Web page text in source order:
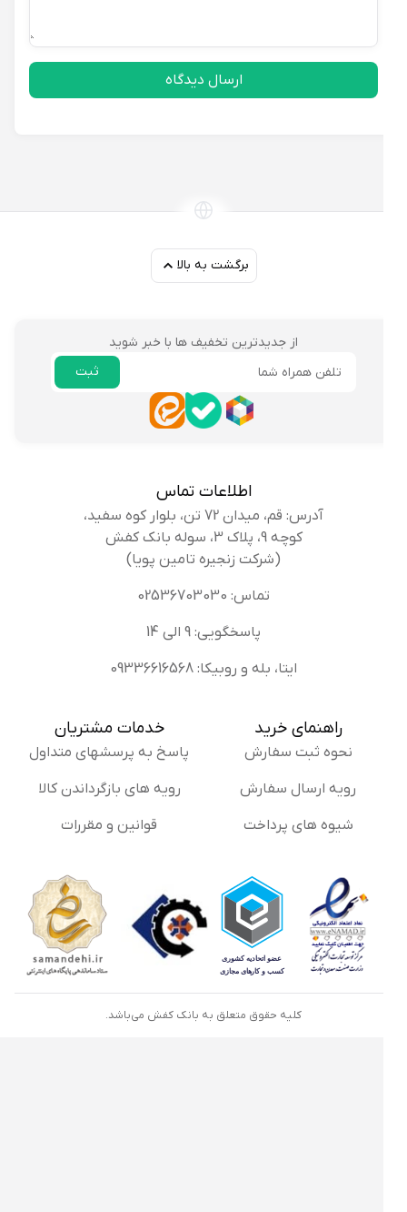
ارسال دیدگاه
برگشت به بالا
از جدیدترین تخفیف ها با خبر شوید
اطلاعات تماس
آدرس: قم، میدان 72 تن، بلوار کوه سفید،
کوچه 9، پلاک 3، سوله بانک کفش
(شرکت زنجیره تامین پویا)
تماس: 02536703030
پاسخگویی: 9 الی 14
ایتا، بله و روبیکا: 09336616568
راهنمای خرید
نحوه ثبت سفارش
رویه ارسال سفارش
شیوه های پرداخت
خدمات مشتریان
پاسخ به پرسشهای متداول
رویه های بازگرداندن کالا
قوانین و مقررات
کلیه حقوق متعلق به بانک کفش می‌باشد.